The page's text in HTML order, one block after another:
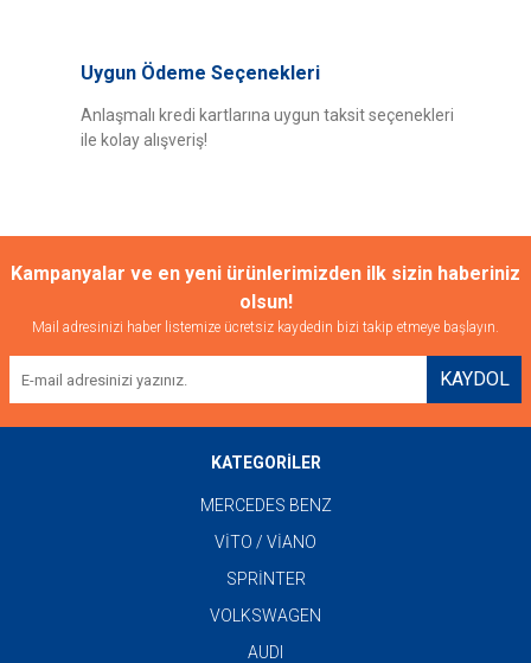
Uygun Ödeme Seçenekleri
Anlaşmalı kredi kartlarına uygun taksit seçenekleri
ile kolay alışveriş!
Kampanyalar ve en yeni ürünlerimizden ilk sizin haberiniz
olsun!
Mail adresinizi haber listemize ücretsiz kaydedin bizi takip etmeye başlayın.
KAYDOL
KATEGORİLER
MERCEDES BENZ
VİTO / VİANO
SPRİNTER
VOLKSWAGEN
AUDI